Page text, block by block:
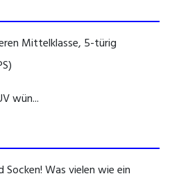
Mittelklasse, 5-türig
wün...
Socken! Was vielen wie ein